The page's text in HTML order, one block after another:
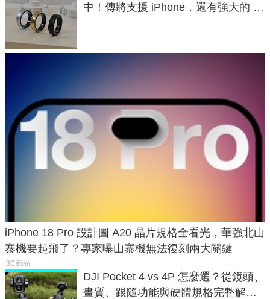
中！傳將支援 iPhone，還有強大的 AI
iPhone 18 Pro 設計圖 A20 晶片規格全看光，華強北山
寨機要起飛了？專家曝山寨機無法復刻兩大關鍵
3C新品
DJI Pocket 4 vs 4P 怎麼選？從鏡頭、
畫質、跟隨功能與硬體規格完整解